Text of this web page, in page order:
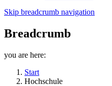
Skip breadcrumb navigation
Breadcrumb
you are here:
Start
Hochschule